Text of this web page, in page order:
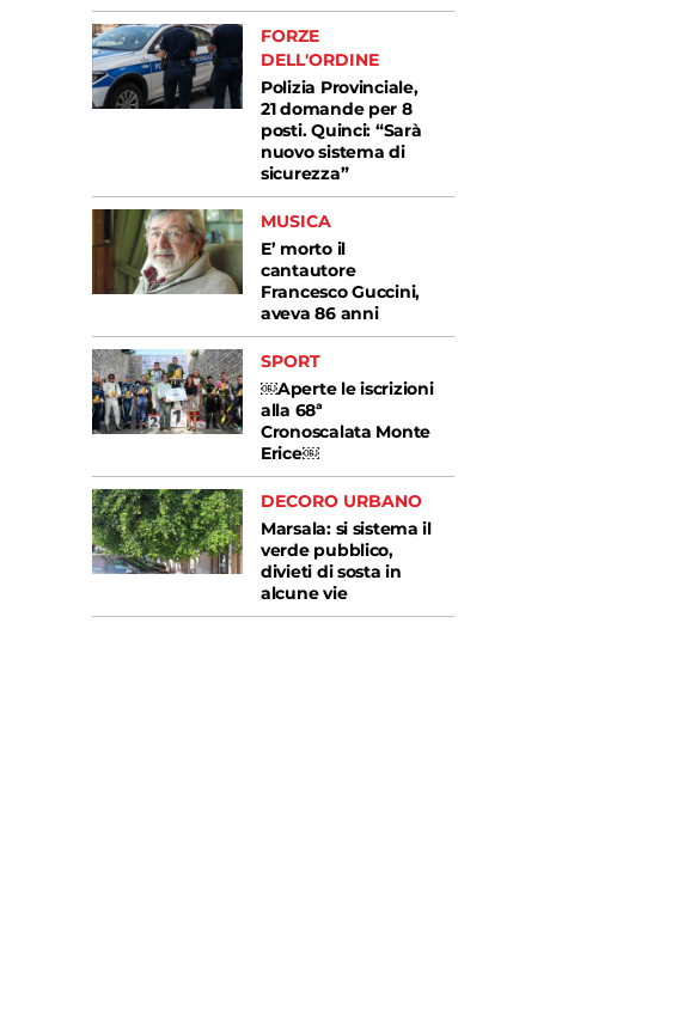
FORZE
DELL'ORDINE
Polizia Provinciale,
21 domande per 8
posti. Quinci: “Sarà
nuovo sistema di
sicurezza”
MUSICA
E’ morto il
cantautore
Francesco Guccini,
aveva 86 anni
SPORT
￼Aperte le iscrizioni
alla 68ª
Cronoscalata Monte
Erice￼
DECORO URBANO
Marsala: si sistema il
verde pubblico,
divieti di sosta in
alcune vie